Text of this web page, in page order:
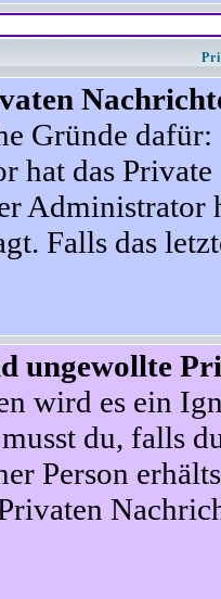
Gründe
hat das
Falls das
ungewollte
wird es ein
du, falls
Person